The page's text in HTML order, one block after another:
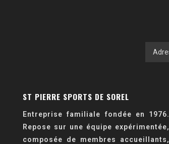
ST PIERRE SPORTS DE SOREL
Entreprise familiale fondée en 1976.
Repose sur une équipe expérimentée,
composée de membres accueillants,